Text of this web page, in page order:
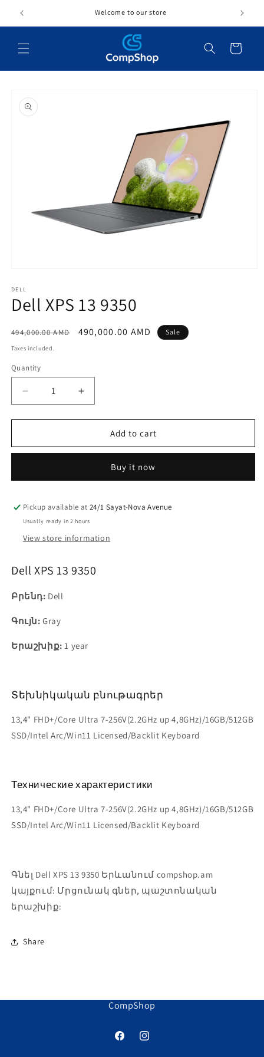
Skip to
content
Welcome to our store
Cart
product
information
1
in
modal
DELL
Dell XPS 13 9350
Regular
price
494,000.00 AMD
Sale
490,000.00 AMD Sale
Taxes included.
Quantity
Quantity
Decrease
quantity
for
XPS
Increase
quantity
for
XPS
Add to cart
Buy it now
Pickup available at24/1 Sayat-Nova Avenue
Usually ready in 2 hours
View store information
Dell XPS 13 9350
Բրենդ: Dell
Գույն: Gray
Երաշխիք: 1 year
Տեխնիկական բնութագրեր
13,4" FHD+/Core Ultra 7-256V(2.2GHz up 4,8GHz)/16GB/512GB
SSD/Intel Arc/Win11 Licensed/Backlit Keyboard
Технические характеристики
13,4" FHD+/Core Ultra 7-256V(2.2GHz up 4,8GHz)/16GB/512GB
SSD/Intel Arc/Win11 Licensed/Backlit Keyboard
Գնել Dell XPS 13 9350 Երևանում compshop.am
կայքում: Մրցունակ գներ, պաշտոնական
երաշխիք:
Share
CompShop
FacebookInstagram